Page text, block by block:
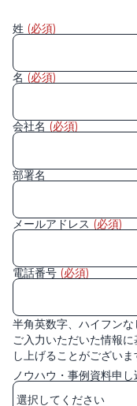
姓 (必須)
名 (必須)
会社名 (必須)
部署名
メールアドレス (必須)
電話番号 (必須)
半角英数字、ハイフン
ご入力いただいた情報
し上げることがございま
ノウハウ・事例資料申